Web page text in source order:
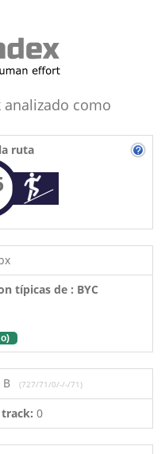
como
ruta
típicas de : BYC
B (727/71/0/-/-/71)
0